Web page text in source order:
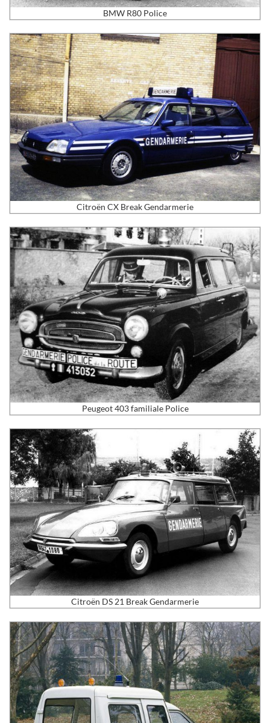
BMW R80 Police
Citroën CX Break Gendarmerie
Peugeot 403 familiale Police
Citroën DS 21 Break Gendarmerie